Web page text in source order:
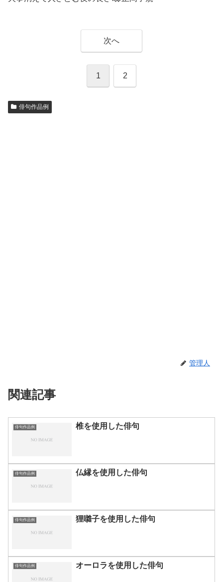
次へ
1 2
俳句作品例
管理人
関連記事
俳句作品例 椎を使用した俳句
俳句作品例 仏縁を使用した俳句
俳句作品例 狸囃子を使用した俳句
俳句作品例 オーロラを使用した俳句